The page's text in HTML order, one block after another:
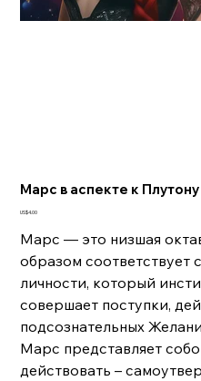
Марс в аспекте к Плутону
Цена
US$4.00
Марс — это низшая
образом соответствует
личности, который
совершает поступки,
подсознательных
Марс представляет
действовать –